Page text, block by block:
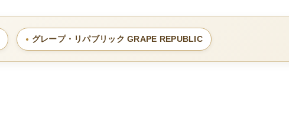
グレープ・リパブリック GRAPE REPUBLIC